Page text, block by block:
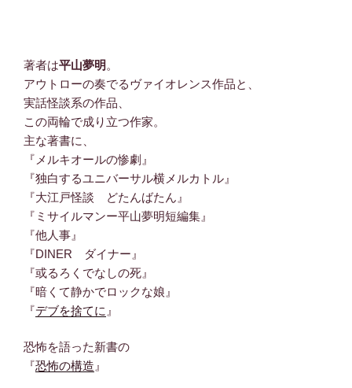
著者は平山夢明 。
アウトローの奏でるヴァイオレンス作品と、
実話怪談系の作品、
この両輪で成り立つ作家。
主な著書に、
『メルキオールの惨劇』
『独白するユニバーサル横メルカトル』
『大江戸怪談 どたんばたん』
『ミサイルマンー平山夢明短編集』
『他人事』
『DINER ダイナー』
『或るろくでなしの死』
『暗くて静かでロックな娘』
『デブを捨てに 』
恐怖を語った新書の
『恐怖の構造 』